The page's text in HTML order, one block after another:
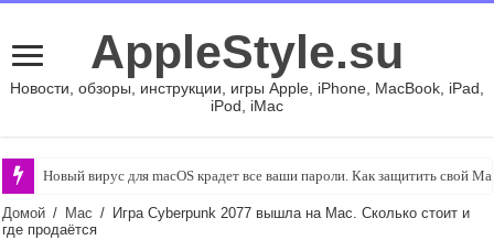
AppleStyle.su
Новости, обзоры, инструкции, игры Apple, iPhone, MacBook, iPad,
iPod, iMac
Новый вирус для macOS крадет все ваши пароли. Как защитить свой
Домой / Mac / Игра Cyberpunk 2077 вышла на Mac. Сколько стоит и
где продаётся